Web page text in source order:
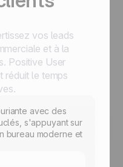
vos leads
et à la
Positive User
réduit le temps